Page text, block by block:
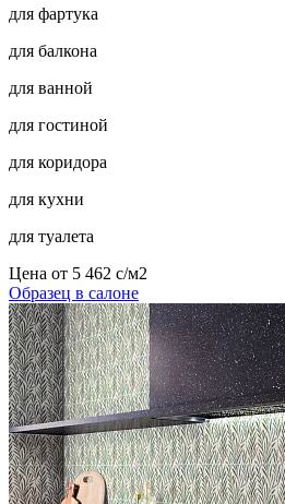
для фартука
для балкона
для ванной
для гостиной
для коридора
для кухни
для туалета
Цена от 5 462 c/м2
Образец в салоне